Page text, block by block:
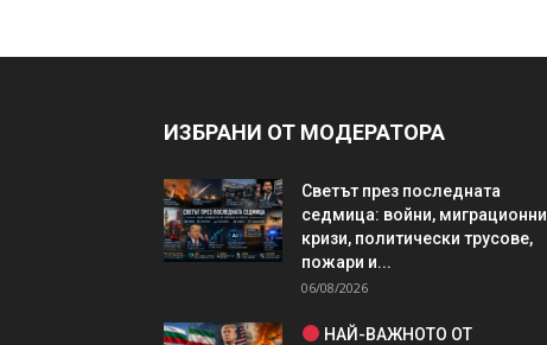
ИЗБРАНИ ОТ МОДЕРАТОРА
Светът през последната
седмица: войни, миграционни
кризи, политически трусове,
пожари и...
06/08/2026
НАЙ-ВАЖНОТО ОТ